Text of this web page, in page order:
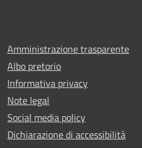
Amministrazione trasparente
Albo pretorio
Informativa privacy
Note legal
Social media policy
Dichiarazione di accessibilità